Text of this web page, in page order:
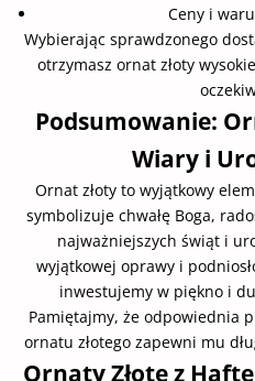
Ceny i
Wybierając sprawdzonego
otrzymasz ornat złoty
Podsumowanie:
Wiary i
Ornat złoty to wyjątkowy
symbolizuje chwałę Boga,
najważniejszych świąt i
wyjątkowej oprawy i
inwestujemy w piękno i
Pamiętajmy, że odpowiednia
ornatu złotego zapewni mu
Ornaty Złote z